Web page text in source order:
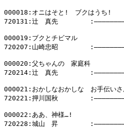
000018:オニはそと!　ブクはうち!
720131:辻　真先
000019:ブクとチビマル
720207:山崎忠昭
000020:父ちゃんの　家庭科
720214:辻　真先
000021:おかしなおかしな　お手伝いさ
720221:押川国秋
000022:ああ、神様…!
720228:城山　昇